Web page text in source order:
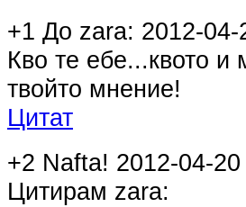
+1 До zara: 2012-
Кво те ебе...квото и
твойто мнение!
Цитат
+2 Nafta! 2012-04-
Цитирам zara: